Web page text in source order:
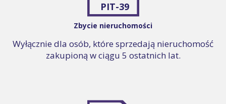
PIT-39
Zbycie nieruchomości
Wyłącznie dla osób, które sprzedają nieruchomość
zakupioną w ciągu 5 ostatnich lat.